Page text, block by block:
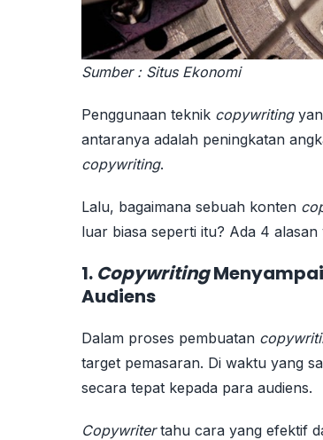
Sumber : Situs Ekonomi
Penggunaan teknik copywriting
antaranya adalah peningkatan
copywriting.
Lalu, bagaimana sebuah konten
luar biasa seperti itu? Ada 4
1. Copywriting
Audiens
Dalam proses pembuatan
target pemasaran. Di waktu yang
secara tepat kepada para audiens.
Copywritertahu cara yang efektif